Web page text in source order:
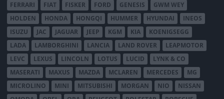
FERRARI
FIAT FISKER FORD GENESIS
GWM WEY
HOLDEN
HONDA HONGQI HUMMER HYUNDAI
INEOS
ISUZU
JAC JAGUAR JEEP KGM KIA
KOENIGSEGG
LADA
LAMBORGHINI LANCIA LAND ROVER
LEAPMOTOR
LEVC
LEXUS LINCOLN LOTUS LUCID
LYNK & CO
MASERATI
MAXUS MAZDA MCLAREN MERCEDES
MG
MICROLINO
MINI MITSUBISHI MORGAN NIO
NISSAN